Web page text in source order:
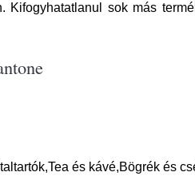
sok más
és kávé,Bögrék és